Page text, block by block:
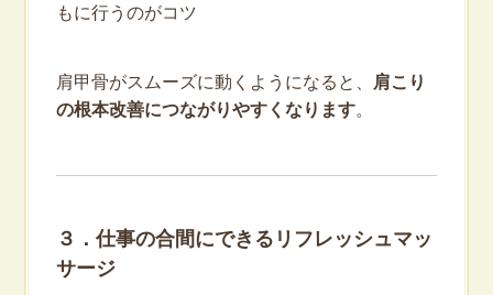
もに行うのがコツ
肩甲骨がスムーズに動くようになると、
肩こり
の根本改善につながりやすくなります。
３．仕事の合間にできるリフレッシュマッ
サージ